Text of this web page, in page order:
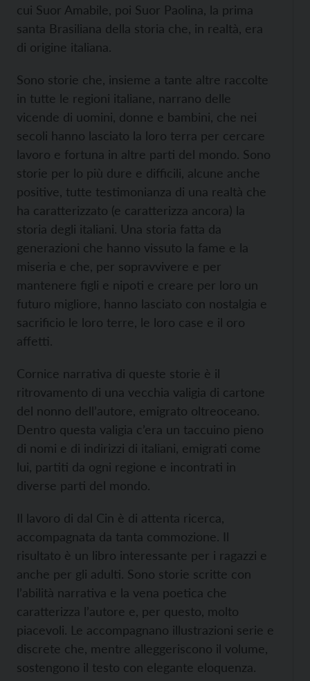
cui Suor Amabile, poi Suor Paolina, la prima
santa Brasiliana della storia che, in realtà, era
di origine italiana.
Sono storie che, insieme a tante altre raccolte
in tutte le regioni italiane, narrano delle
vicende di uomini, donne e bambini, che nei
secoli hanno lasciato la loro terra per cercare
lavoro e fortuna in altre parti del mondo. Sono
storie per lo più dure e difficili, alcune anche
positive, tutte testimonianza di una realtà che
ha caratterizzato (e caratterizza ancora) la
storia degli italiani. Una storia fatta da
generazioni che hanno vissuto la fame e la
miseria e che, per sopravvivere e per
mantenere figli e nipoti e creare per loro un
futuro migliore, hanno lasciato con nostalgia e
sacrificio le loro terre, le loro case e il oro
affetti.
Cornice narrativa di queste storie è il
ritrovamento di una vecchia valigia di cartone
del nonno dell’autore, emigrato oltreoceano.
Dentro questa valigia c’era un taccuino pieno
di nomi e di indirizzi di italiani, emigrati come
lui, partiti da ogni regione e incontrati in
diverse parti del mondo.
Il lavoro di dal Cin è di attenta ricerca,
accompagnata da tanta commozione. Il
risultato è un libro interessante per i ragazzi e
anche per gli adulti. Sono storie scritte con
l’abilità narrativa e la vena poetica che
caratterizza l’autore e, per questo, molto
piacevoli. Le accompagnano illustrazioni serie e
discrete che, mentre alleggeriscono il volume,
sostengono il testo con elegante eloquenza.